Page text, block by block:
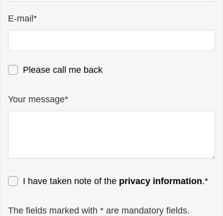
E-mail*
Please call me back
Your message*
I have taken note of the privacy information.*
The fields marked with * are mandatory fields.